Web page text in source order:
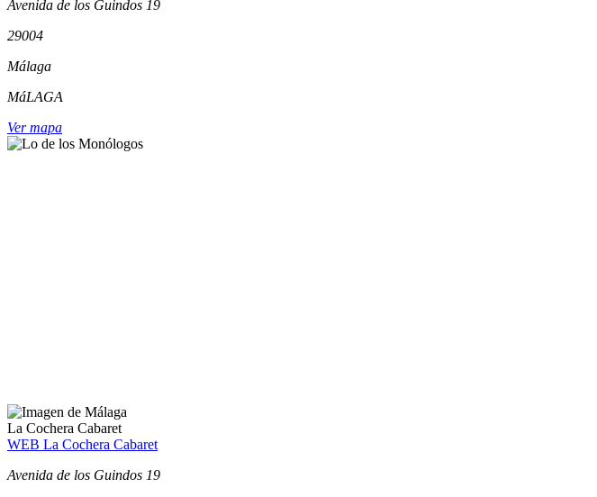
Avenida de los Guindos 19
29004
Málaga
MáLAGA
Ver mapa
La Cochera Cabaret
WEB La Cochera Cabaret
Avenida de los Guindos 19